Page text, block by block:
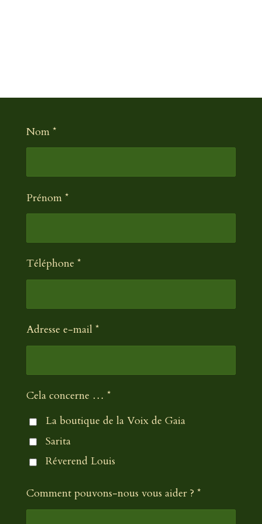
Nom *
Prénom *
Téléphone *
Adresse e-mail *
Cela concerne … *
La boutique de la Voix de Gaia
Sarita
Réverend Louis
Comment pouvons-nous vous aider ? *